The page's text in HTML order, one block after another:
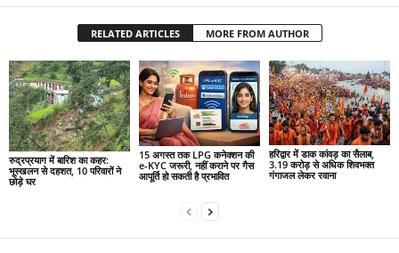
RELATED ARTICLES MORE FROM AUTHOR
रुद्रप्रयाग में बारिश का कहर:
भूस्खलन से दहशत, 10 परिवारों ने
छोड़े घर
15 अगस्त तक LPG कनेक्शन की
e-KYC जरूरी, नहीं कराने पर गैस
आपूर्ति हो सकती है प्रभावित
हरिद्वार में डाक कांवड़ का सैलाब,
3.19 करोड़ से अधिक शिवभक्त
गंगाजल लेकर रवाना